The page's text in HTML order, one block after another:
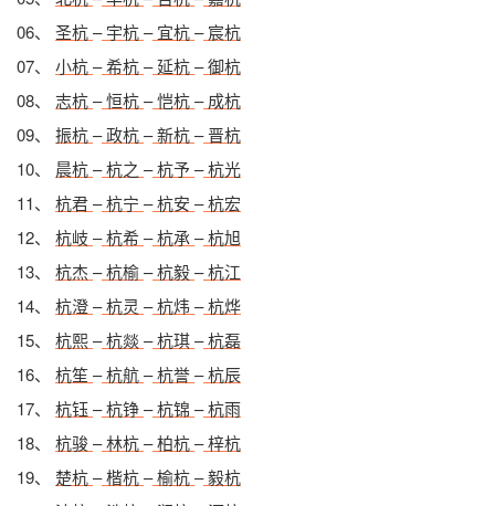
06、 圣杭–宇杭–宜杭–宸杭
07、 小杭–希杭–延杭–御杭
08、 志杭–恒杭–恺杭–成杭
09、 振杭–政杭–新杭–晋杭
10、 晨杭–杭之 –杭予 –杭光
11、 杭君–杭宁 –杭安 –杭宏
12、 杭岐–杭希–杭承 –杭旭
13、 杭杰 –杭榆–杭毅–杭江
14、 杭澄–杭灵 –杭炜–杭烨
15、 杭熙–杭燚 –杭琪–杭磊
16、 杭笙–杭航–杭誉–杭辰
17、 杭钰–杭铮–杭锦 –杭雨
18、 杭骏 –林杭–柏杭–梓杭
19、 楚杭–楷杭–榆杭–毅杭